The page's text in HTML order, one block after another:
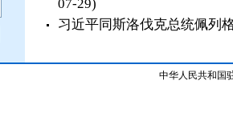
07-29)
习近平同斯洛伐克总统佩列
中华人民共和国